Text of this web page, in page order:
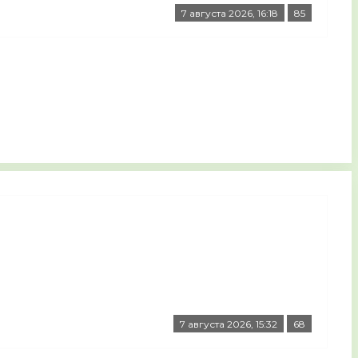
7 августа 2026, 16:18 85
7 августа 2026, 15:32 68